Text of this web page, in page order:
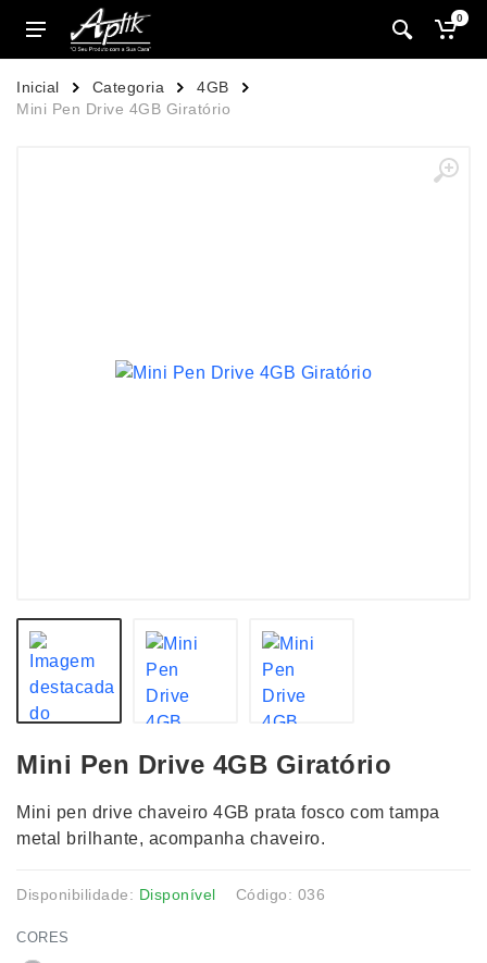
0
Inicial Categoria
4GB
Mini Pen Drive 4GB Giratório
Mini Pen Drive 4GB Giratório
Mini pen drive chaveiro 4GB prata fosco com tampa
metal brilhante, acompanha chaveiro.
Disponibilidade: Disponível Código: 036
CORES